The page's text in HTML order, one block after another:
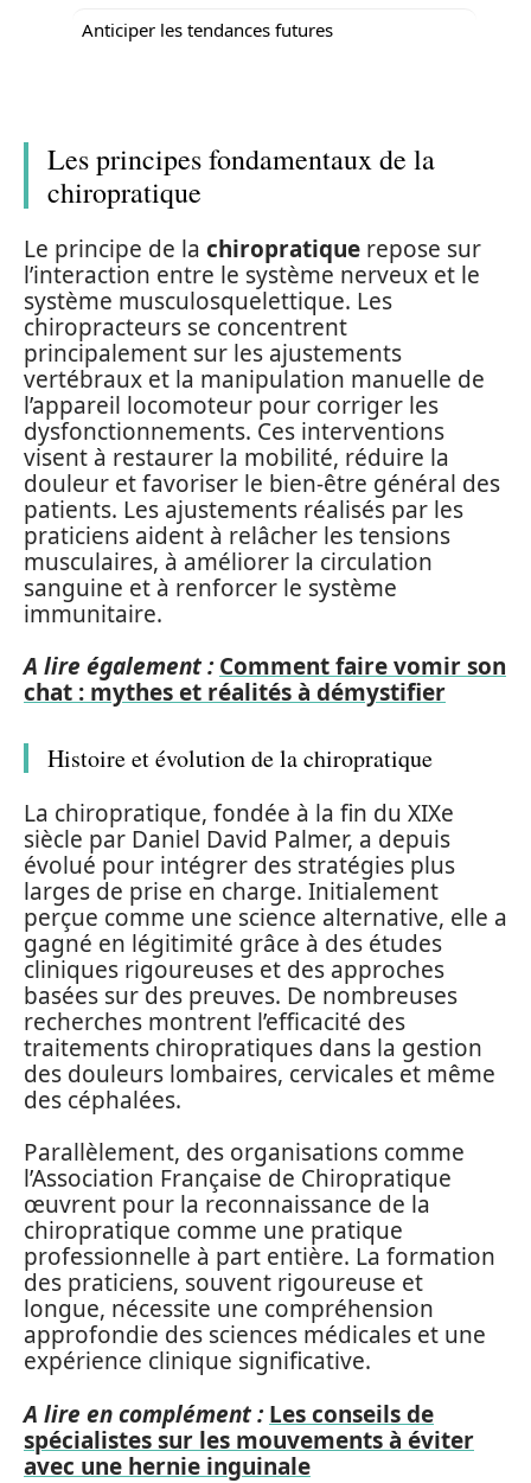
Anticiper les tendances futures
Les principes fondamentaux de la
chiropratique
Le principe de la chiropratique repose sur
l’interaction entre le système nerveux et le
système musculosquelettique. Les
chiropracteurs se concentrent
principalement sur les ajustements
vertébraux et la manipulation manuelle de
l’appareil locomoteur pour corriger les
dysfonctionnements. Ces interventions
visent à restaurer la mobilité, réduire la
douleur et favoriser le bien-être général des
patients. Les ajustements réalisés par les
praticiens aident à relâcher les tensions
musculaires, à améliorer la circulation
sanguine et à renforcer le système
immunitaire.
A lire également : Comment faire vomir son
chat : mythes et réalités à démystifier
Histoire et évolution de la chiropratique
La chiropratique, fondée à la fin du XIXe
siècle par Daniel David Palmer, a depuis
évolué pour intégrer des stratégies plus
larges de prise en charge. Initialement
perçue comme une science alternative, elle a
gagné en légitimité grâce à des études
cliniques rigoureuses et des approches
basées sur des preuves. De nombreuses
recherches montrent l’efficacité des
traitements chiropratiques dans la gestion
des douleurs lombaires, cervicales et même
des céphalées.
Parallèlement, des organisations comme
l’Association Française de Chiropratique
œuvrent pour la reconnaissance de la
chiropratique comme une pratique
professionnelle à part entière. La formation
des praticiens, souvent rigoureuse et
longue, nécessite une compréhension
approfondie des sciences médicales et une
expérience clinique significative.
A lire en complément : Les conseils de
spécialistes sur les mouvements à éviter
avec une hernie inguinale